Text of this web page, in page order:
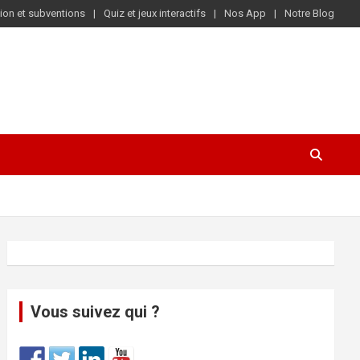
et subventions Quiz et jeux interactifs Nos App Notre Blog
Vous suivez qui ?